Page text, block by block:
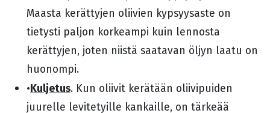
Maasta kerättyjen oliivien kypsyysaste on
tietysti paljon korkeampi kuin lennosta
kerättyjen, joten niistä saatavan öljyn laatu on
huonompi.
•Kuljetus. Kun oliivit kerätään oliivipuiden
juurelle levitetyille kankaille, on tärkeää